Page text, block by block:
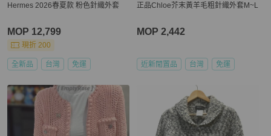
Hermes 2026春夏款 粉色針織外套
MOP 12,799
現折 200
全新品 台灣 免運
正品Chloe芥末黃羊毛粗針織外套M~L
MOP 2,442
近新閒置品 台灣 免運